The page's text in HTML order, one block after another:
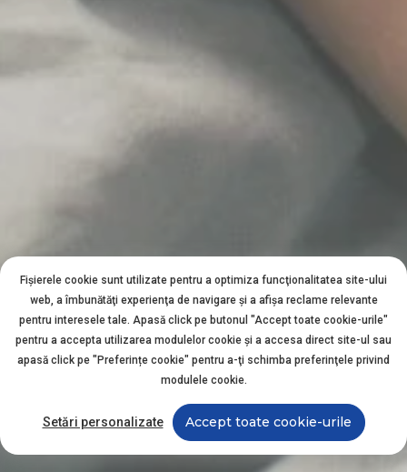
Fișierele cookie sunt utilizate pentru a optimiza funcţionalitatea site-ului
web, a îmbunătăţi experienţa de navigare şi a afişa reclame relevante
pentru interesele tale. Apasă click pe butonul "Accept toate cookie-urile"
pentru a accepta utilizarea modulelor cookie şi a accesa direct site-ul sau
apasă click pe "Preferințe cookie" pentru a-ţi schimba preferinţele privind
modulele cookie.
Setări personalizate Accept toate cookie-urile